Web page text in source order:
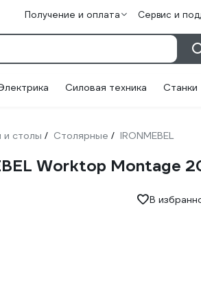
Получение и оплата Сервис и
Силовая техника Станки
и столы / Столярные / IRONMEBEL
Worktop Montage
В